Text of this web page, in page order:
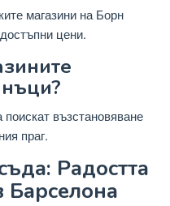
магазини на Борн
цени.
възстановяване
праг.
Радостта
Барселона